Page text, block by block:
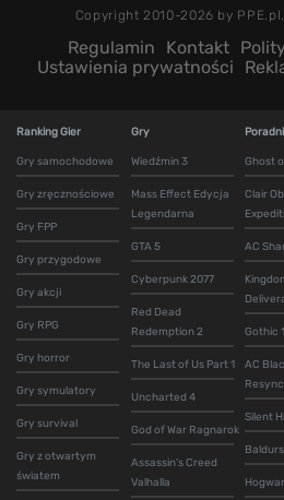
Copyright 2010-2026 by
Regulamin Kontakt
Ustawienia prywatności
Ranking Gier
Gry samochodowe
Gry zręcznościowe
Gry FPP
Gry przygodowe
Gry akcji
Gry RPG
Gry horror
Gry symulatory
Gry survival
Gry z otwartym
światem
Gry
Wiedźmin 3
Mass Effect Edycja
Legendarna
GTA 5
Cyberpunk 2077
Red Dead
Redemption 2
The Last of Us Part 1
Uncharted 4
God of War Ragnarok
Assassin's Creed
Valhalla
Ghost
Clair
AC
Gothic
AC
Silent